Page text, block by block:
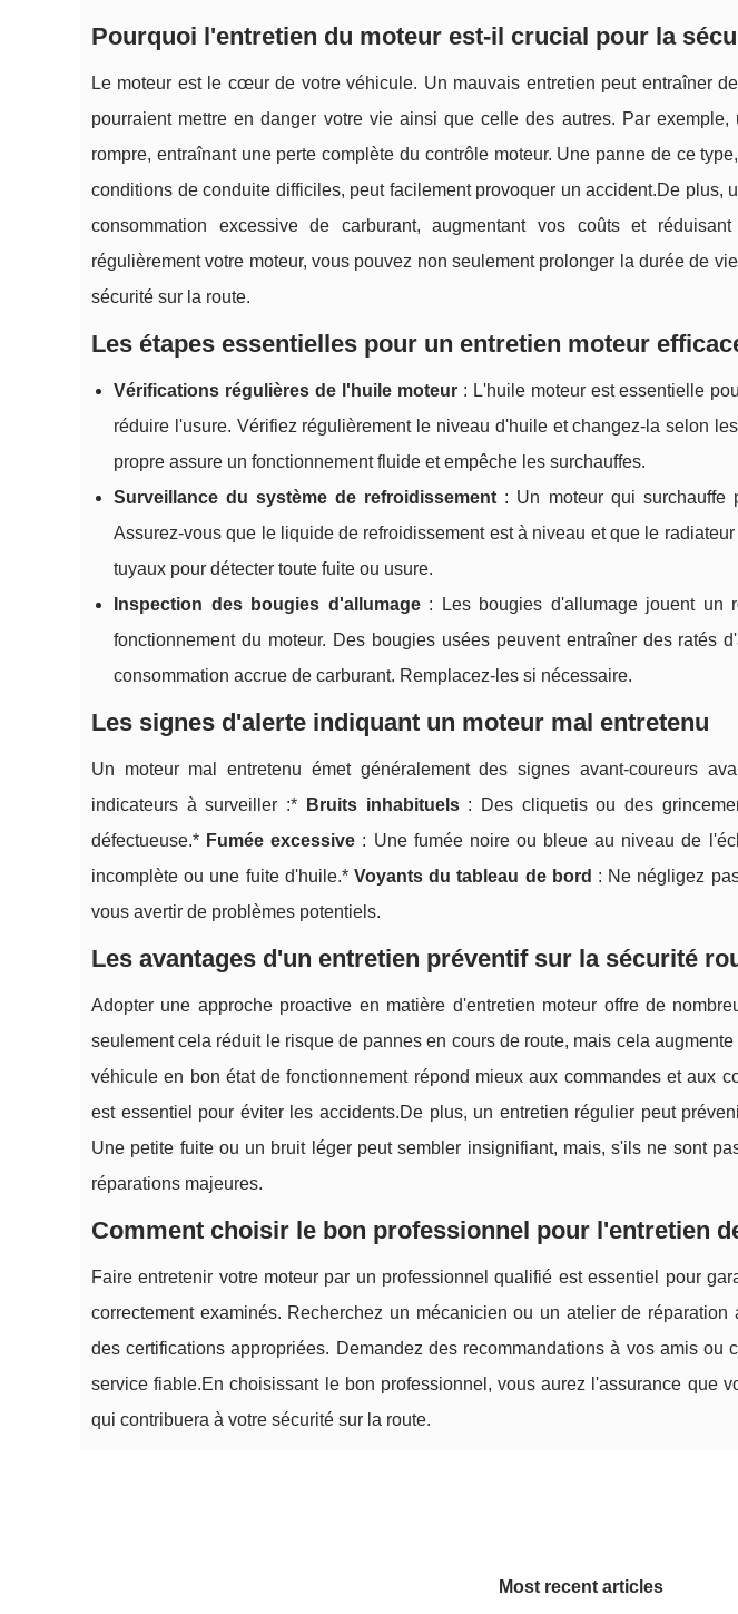
Pourquoi l'entretien du moteur est-il crucial pour la
Le moteur est le cœur de votre véhicule. Un mauvais entretien peut entraîner
pourraient mettre en danger votre vie ainsi que celle des autres. Par
rompre, entraînant une perte complète du contrôle moteur. Une panne de ce
conditions de conduite difficiles, peut facilement provoquer un accident.De plus,
consommation excessive de carburant, augmentant vos coûts et
régulièrement votre moteur, vous pouvez non seulement prolonger la durée de
sécurité sur la route.
Les étapes essentielles pour un entretien moteur
Vérifications régulières de l'huile moteur: L'huile moteur est essentielle
réduire l'usure. Vérifiez régulièrement le niveau d'huile et changez-la selon
propre assure un fonctionnement fluide et empêche les surchauffes.
Surveillance du système de refroidissement : Un moteur qui surchauffe
Assurez-vous que le liquide de refroidissement est à niveau et que le
tuyaux pour détecter toute fuite ou usure.
Inspection des bougies d'allumage: Les bougies d'allumage jouent un
fonctionnement du moteur. Des bougies usées peuvent entraîner des ratés
consommation accrue de carburant. Remplacez-les si nécessaire.
Les signes d'alerte indiquant un moteur mal entretenu
Un moteur mal entretenu émet généralement des signes avant-coureurs
indicateurs à surveiller :*
Bruits inhabituels: Des cliquetis ou des
défectueuse.* Fumée excessive : Une fumée noire ou bleue au niveau de
incomplète ou une fuite d'huile.* Voyants du tableau de bord : Ne négligez
vous avertir de problèmes potentiels.
Les avantages d'un entretien préventif sur la sécurité
Adopter une approche proactive en matière d'entretien moteur offre de
seulement cela réduit le risque de pannes en cours de route, mais cela
véhicule en bon état de fonctionnement répond mieux aux commandes et aux
est essentiel pour éviter les accidents.De plus, un entretien régulier peut
Une petite fuite ou un bruit léger peut sembler insignifiant, mais, s'ils ne sont
réparations majeures.
Comment choisir le bon professionnel pour l'entretien
Faire entretenir votre moteur par un professionnel qualifié est essentiel pour
correctement examinés. Recherchez un mécanicien ou un atelier de
des certifications appropriées. Demandez des recommandations à vos amis ou
service fiable.En choisissant le bon professionnel, vous aurez l'assurance que
qui contribuera à votre sécurité sur la route.
Most recent articles